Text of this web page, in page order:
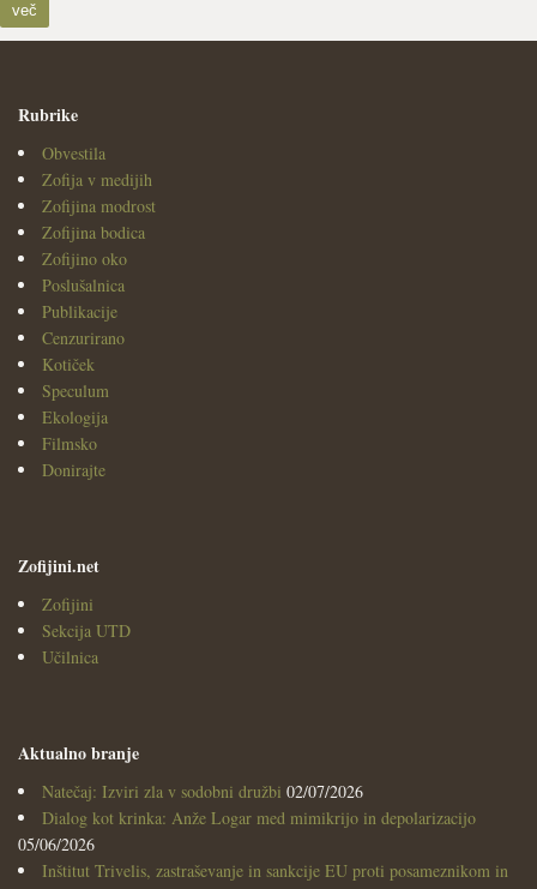
več
Rubrike
Obvestila
Zofija v medijih
Zofijina modrost
Zofijina bodica
Zofijino oko
Poslušalnica
Publikacije
Cenzurirano
Kotiček
Speculum
Ekologija
Filmsko
Donirajte
Zofijini.net
Zofijini
Sekcija UTD
Učilnica
Aktualno branje
Natečaj: Izviri zla v sodobni družbi 02/07/2026
Dialog kot krinka: Anže Logar med mimikrijo in depolarizacijo
05/06/2026
Inštitut Trivelis, zastraševanje in sankcije EU proti posameznikom in